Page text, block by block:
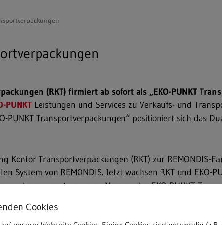
(RKT) firmiert ab sofort als „EKO-PUNKT
PUNKT Leistungen und Services zu Verkaufs- und
Transportverpackungen“ positioniert sich das
Kontor Transportverpackungen (RKT) zur REMONDIS-
System von REMONDIS. Jetzt wachsen RKT und EKO-
unter neuem Namen als „EKO-PUNKT
ihre gewohnten Ansprechpartner, ebenso werden
Cookies